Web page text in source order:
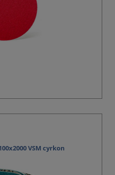
VSM cyrkon